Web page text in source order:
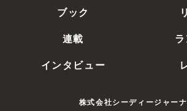
ブック
連載
インタビュー
株式会社シーディージャー